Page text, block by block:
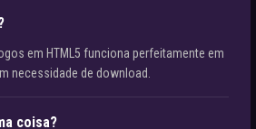
em HTML5 funciona perfeitamente em
necessidade de download.
coisa?